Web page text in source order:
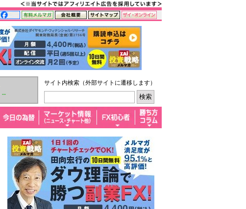
--
サイト内検索（外部サイトに遷移します）